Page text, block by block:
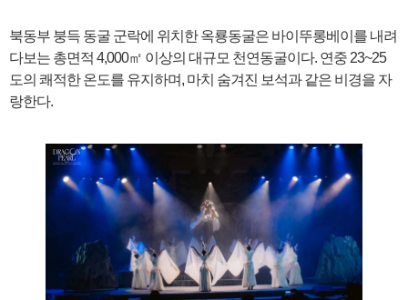
북동부 붕득 동굴 군락에 위치한 옥룡동굴은 바이뚜롱베이를 내려
다보는 총면적 4,000㎡ 이상의 대규모 천연동굴이다. 연중 23~25
도의 쾌적한 온도를 유지하며, 마치 숨겨진 보석과 같은 비경을 자
랑한다.